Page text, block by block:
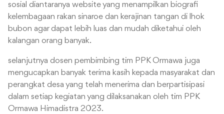
sosial diantaranya website yang menampilkan biografi
kelembagaan rakan sinaroe dan kerajinan tangan di lhok
bubon agar dapat lebih luas dan mudah diketahui oleh
kalangan orang banyak.
selanjutnya dosen pembimbing tim PPK Ormawa juga
mengucapkan banyak terima kasih kepada masyarakat dan
perangkat desa yang telah menerima dan berpartisipasi
dalam setiap kegiatan yang dilaksanakan oleh tim PPK
Ormawa Himadistra 2023.